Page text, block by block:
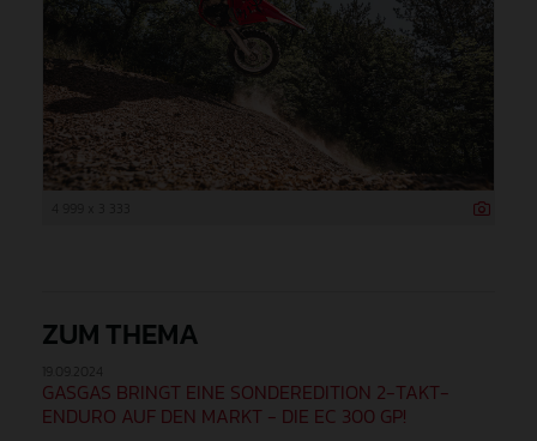
ZUM THEMA
GASGAS BRINGT EINE SONDEREDITION 2-TAKT-
ENDURO AUF DEN MARKT - DIE EC 300 GP!